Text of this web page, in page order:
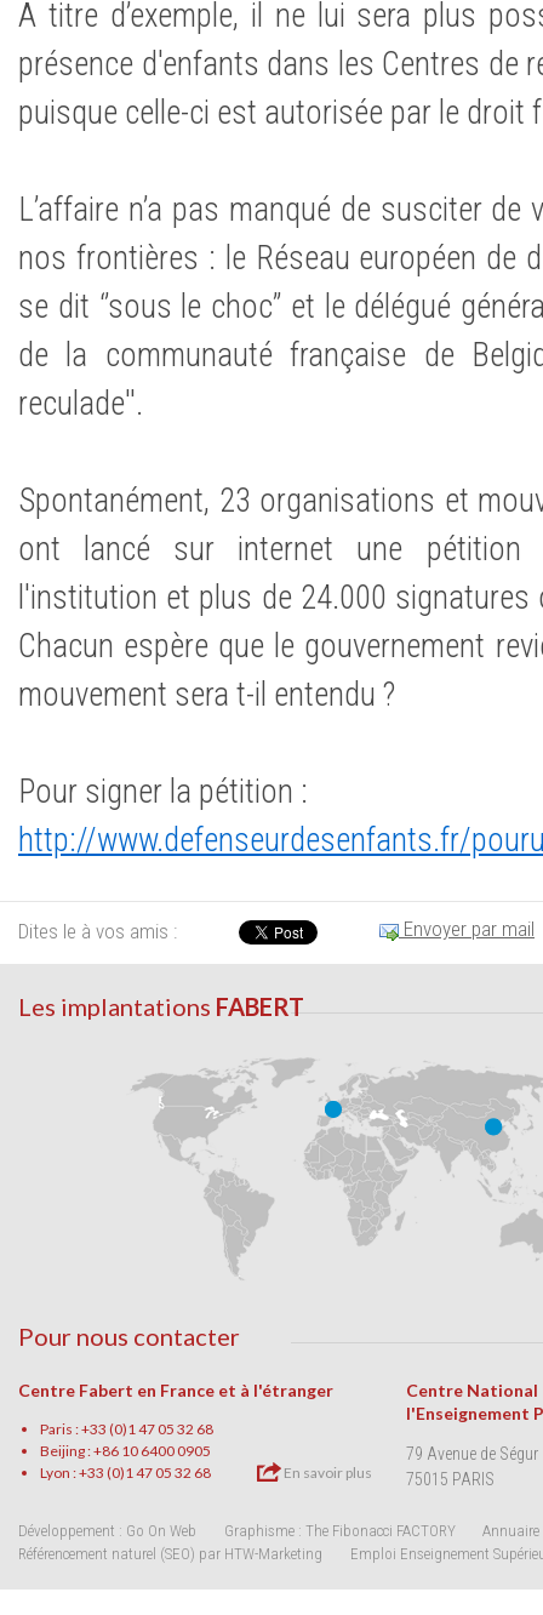
A titre d’exemple, il ne lui sera plus
présence d'enfants dans les Centres de
puisque celle-ci est autorisée par le droit
L’affaire n’a pas manqué de susciter
nos frontières : le Réseau européen de
se dit ‘’sous le choc’’ et le délégué
de la communauté française de
reculade''.
Spontanément, 23 organisations et
ont lancé sur internet une pétition
l'institution et plus de 24.000 signatures
Chacun espère que le gouvernement
mouvement sera t-il entendu ?
Pour signer la pétition :
http://www.defenseurdesenfants.fr/
Dites le à vos amis : Envoyer par mail
Les implantations FABERT
Pour nous contacter
Centre Fabert en France et à l'étranger
Paris : +33 (0)1 47 05 32 68
Beijing : +86 10 6400 0905
Lyon : +33 (0)1 47 05 32 68
En savoir plus
Centre National
l'Enseignement
79 Avenue de Ségur
75015 PARIS
Développement : Go On Web Graphisme : The Fibonacci FACTORY
Annuaire
Référencement naturel (SEO) par HTW-Marketing
Emploi Enseignement